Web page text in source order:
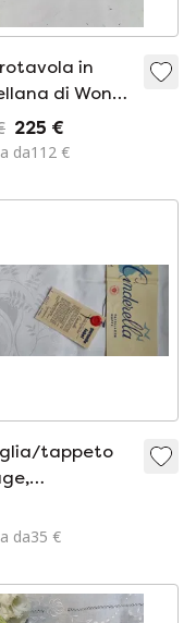
in
di Wong
antico.
225 €
da112 €
tappeto
da35 €